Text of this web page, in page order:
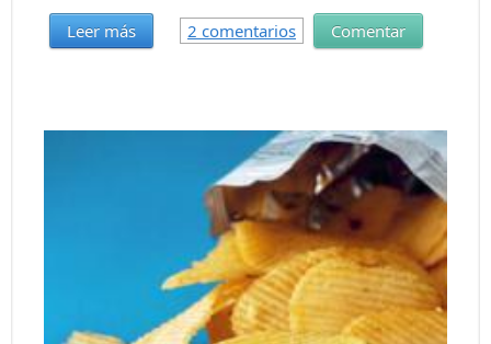
Leer más 2 comentarios Comentar